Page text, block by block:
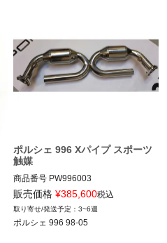
ポルシェ 996 Xパイプ スポーツ
触媒
商品番号 PW996003
PW996003
販売価格 ¥385,600税込
3~6週
ポルシェ 996 98-05